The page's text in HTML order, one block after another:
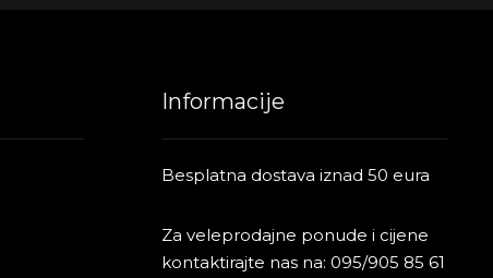
Informacije
Besplatna dostava iznad 50 eura
Za veleprodajne ponude i cijene
kontaktirajte nas na:095/905 85 61